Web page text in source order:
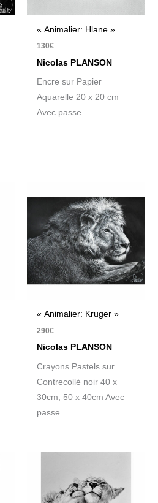
« Animalier: Hlane »
130€
Nicolas PLANSON
Encre sur Papier
Aquarelle 20 x 20 cm
Avec passe
« Animalier: Kruger »
290€
Nicolas PLANSON
Crayons Pastels sur
Contrecollé noir 40 x
30cm, 50 x 40cm Avec
passe